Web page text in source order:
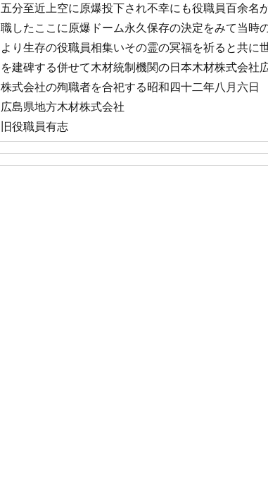
五分至近上空に原爆投下され不幸にも役職員百余名
職したここに原爆ドーム永久保存の決定をみて当時
より生存の役職員相集いその霊の冥福を祈ると共に
を建碑する併せて木材統制機関の日本木材株式会社
株式会社の殉職者を合祀する昭和四十二年八月六日
広島県地方木材株式会社
旧役職員有志